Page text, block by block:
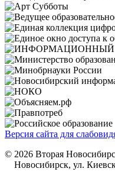
Версия сайта для
© 2026 Вторая
Новосибирск, ул.